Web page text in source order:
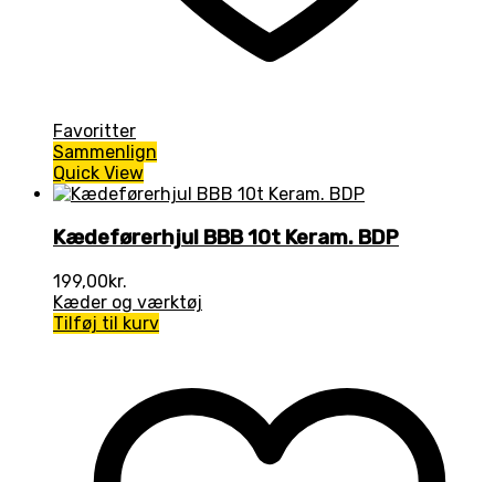
Favoritter
Sammenlign
Quick View
Kædeførerhjul BBB 10t Keram. BDP
199,00kr.
Kæder og værktøj
Tilføj til kurv